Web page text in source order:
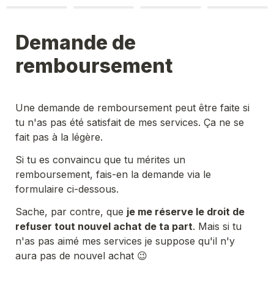
Demande de
remboursement
Une demande de remboursement peut être faite si
tu n'as pas été satisfait de mes services. Ça ne se
fait pas à la légère.
Si tu es convaincu que tu mérites un
remboursement, fais-en la demande via le
formulaire ci-dessous.
Sache, par contre, que je me réserve le droit de
refuser tout nouvel achat de ta part. Mais si tu
n'as pas aimé mes services je suppose qu'il n'y
aura pas de nouvel achat 😉